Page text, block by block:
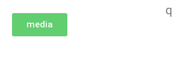
q
media